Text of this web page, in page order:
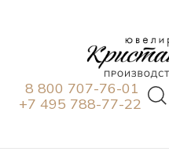
8 800 707-76-01
+7 495 788-77-22